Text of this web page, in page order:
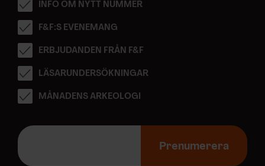
INFO OM NYTT NUMMER
F&F:S EVENEMANG
ERBJUDANDEN FRÅN F&F
LÄSARUNDERSÖKNINGAR
MÅNADENS ARKEOLOGI
E
p
Prenumerera